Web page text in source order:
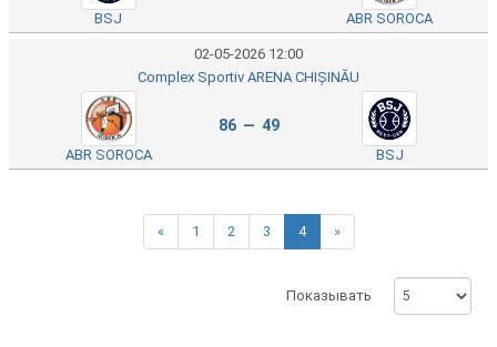
BSJ ABR SOROCA
02-05-2026 12:00
Complex Sportiv ARENA CHIȘINĂU
ABR SOROCA
86 — 49
BSJ
« 1 2 3 4 »
Показывать